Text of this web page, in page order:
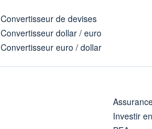
Convertisseur de devises
Convertisseur dollar / euro
Convertisseur euro / dollar
Investir